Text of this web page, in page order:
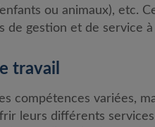
ou animaux), etc.
de gestion et de service
travail
compétences variées,
leurs différents